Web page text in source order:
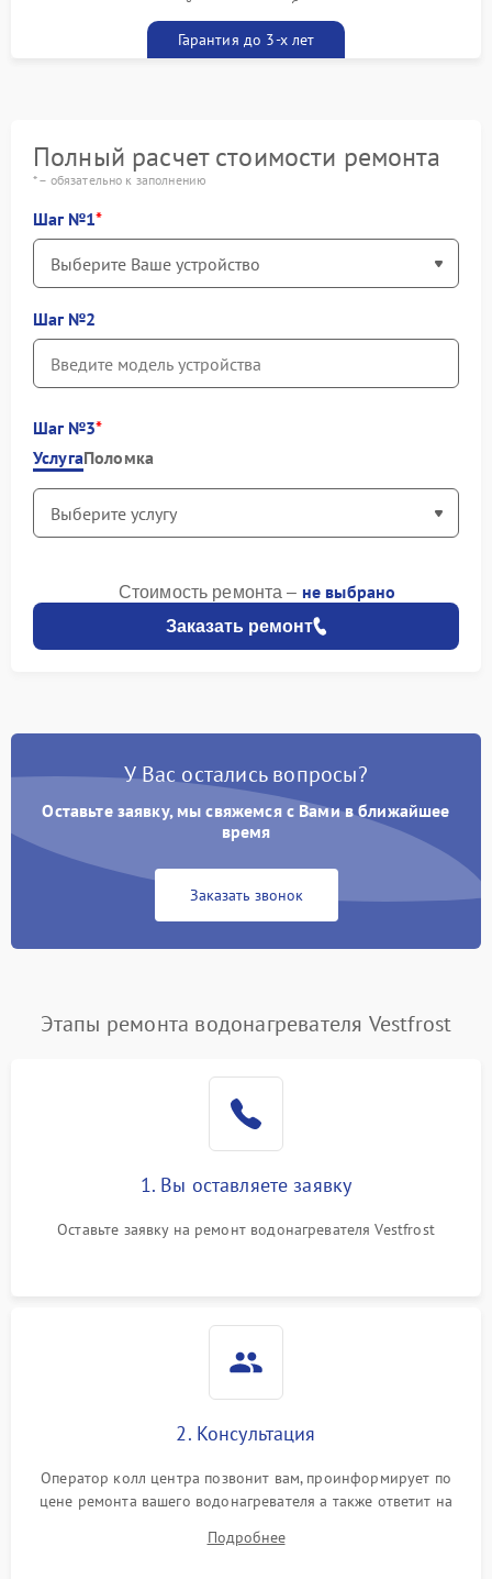
гарантийным талоном бесплатно
Гарантия до 3-х лет
Полный расчет стоимости ремонта
* – обязательно к заполнению
Шаг №1
Шаг №2
Шаг №3
УслугаПоломка
Заказать ремонт
Стоимость ремонта – не выбрано
У Вас остались вопросы?
Оставьте заявку, мы свяжемся с Вами в ближайшее
время
Заказать звонок
Этапы ремонта водонагревателя Vestfrost
1. Вы оставляете заявку
Оставьте заявку на ремонт водонагревателя Vestfrost
2. Консультация
Оператор колл центра позвонит вам, проинформирует по
цене ремонта вашего водонагревателя а также ответит на
Подробнее